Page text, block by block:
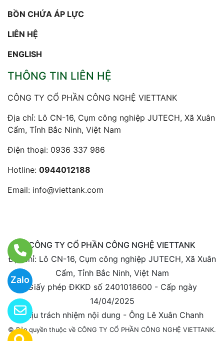
Zalo
BỒN CHỨA ÁP LỰC
LIÊN HỆ
ENGLISH
THÔNG TIN LIÊN HỆ
CÔNG TY CỔ PHẦN CÔNG NGHỆ VIETTANK
Địa chỉ: Lô CN-16, Cụm công nghiệp JUTECH, Xã Xuân
Cẩm, Tỉnh Bắc Ninh, Việt Nam
Điện thoại: 0936 337 986
Hotline: 0944012188
Email: info@viettank.com
CÔNG TY CỔ PHẦN CÔNG NGHỆ VIETTANK
Địa chỉ: Lô CN-16, Cụm công nghiệp JUTECH, Xã Xuân
Cẩm, Tỉnh Bắc Ninh, Việt Nam
Giấy phép ĐKKD số 2401018600 - Cấp ngày
14/04/2025
Chịu trách nhiệm nội dung - Ông Lê Xuân Chanh
© Bản quyền thuộc về CÔNG TY CỔ PHẦN CÔNG NGHỆ VIETTANK.